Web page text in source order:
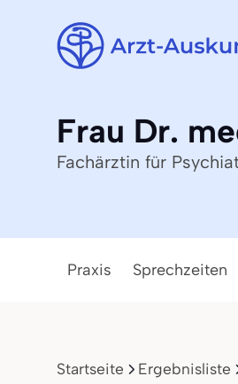
Frau Dr.
Fachärztin für
Praxis Sprechzeiten
Startseite Ergebnisliste